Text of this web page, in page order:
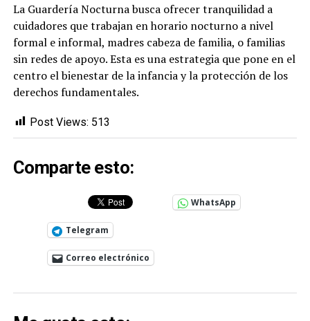
La Guardería Nocturna busca ofrecer tranquilidad a
cuidadores que trabajan en horario nocturno a nivel
formal e informal, madres cabeza de familia, o familias
sin redes de apoyo. Esta es una estrategia que pone en el
centro el bienestar de la infancia y la protección de los
derechos fundamentales.
Post Views: 513
Comparte esto:
WhatsApp
Telegram
Correo electrónico